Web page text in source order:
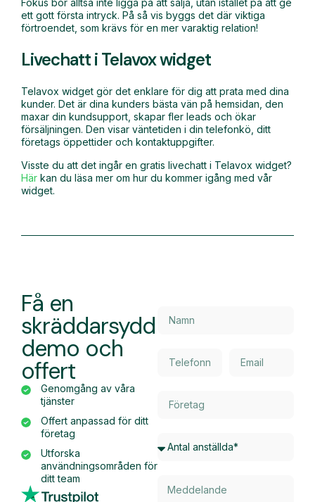
Fokus bör alltså inte ligga på att sälja, utan istället på att ge
ett gott första intryck. På så vis byggs det där viktiga
förtroendet, som krävs för en mer varaktig relation!
Livechatt i Telavox widget
Telavox widget gör det enklare för dig att prata med dina
kunder. Det är dina kunders bästa vän på hemsidan, den
maxar din kundsupport, skapar fler leads och ökar
försäljningen. Den visar väntetiden i din telefonkö, ditt
företags öppettider och kontaktuppgifter.
Visste du att det ingår en gratis livechatt i Telavox widget?
Här kan du läsa mer om hur du kommer igång med vår
widget.
Få en
skräddarsydd
demo och
offert
Genomgång av våra
tjänster
Offert anpassad för ditt
företag
Utforska
användningsområden för
ditt team